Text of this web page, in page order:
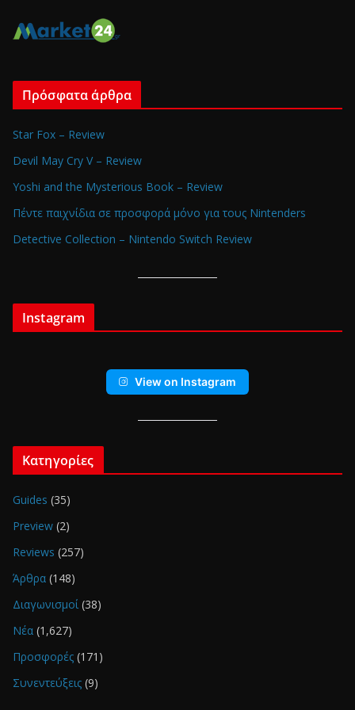
Πρόσφατα άρθρα
Star Fox – Review
Devil May Cry V – Review
Yoshi and the Mysterious Book – Review
Πέντε παιχνίδια σε προσφορά μόνο για τους Nintenders
Detective Collection – Nintendo Switch Review
Instagram
View on Instagram
Κατηγορίες
Guides (35)
Preview (2)
Reviews (257)
Άρθρα (148)
Διαγωνισμοί(38)
Νέα (1,627)
Προσφορές (171)
Συνεντεύξεις (9)